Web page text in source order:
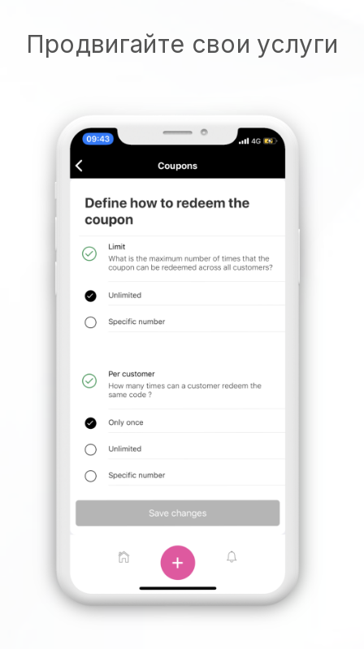
Продвигайте свои услуги